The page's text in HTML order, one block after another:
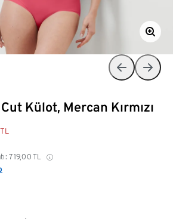
Külot, Mercan Kırmızı
TL
719,00 TL